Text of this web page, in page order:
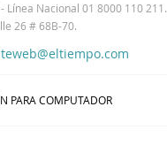
Línea Nacional 01 8000 110 211.
26 # 68B-70.
PARA COMPUTADOR